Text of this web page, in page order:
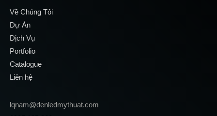
Về Chúng Tôi
Dự Án
Dịch Vụ
Portfolio
Catalogue
Liên hệ
lqnam@denledmythuat.com